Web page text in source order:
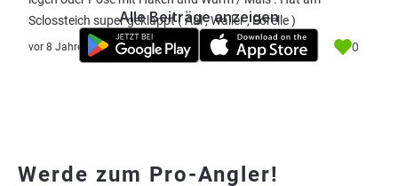
Sclossteich super geklappt ( Aal , Waller , Forelle )
vor 8 Jahre 0
Alle Beiträge anzeigen
Werde zum Pro-Angler!